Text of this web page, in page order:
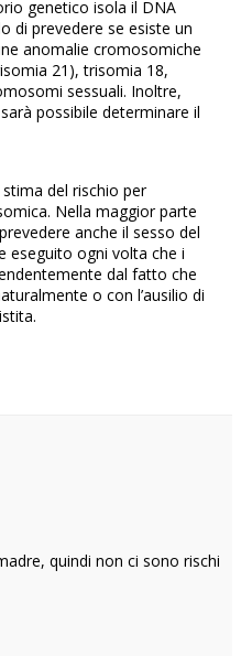
genetico isola il DNA
di prevedere se esiste un
anomalie cromosomiche
21), trisomia 18,
sessuali. Inoltre,
possibile determinare il
del rischio per
Nella maggior parte
anche il sesso del
eseguito ogni volta che i
dal fatto che
o con l’ausilio di
quindi non ci sono rischi